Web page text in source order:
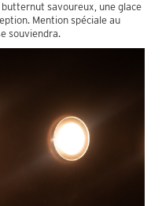
savoureux, une glace
Mention spéciale au
souviendra.